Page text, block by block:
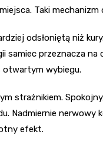
Taki
odsłoniętą niż
samiec przeznacza
otwartym wybiegu.
strażnikiem.
Nadmiernie
efekt.